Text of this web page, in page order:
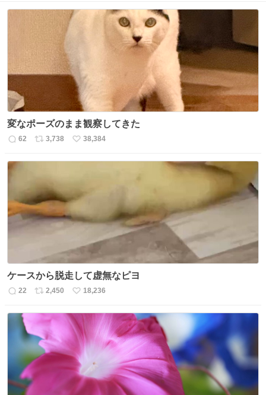
変なポーズのまま観察してきた
返
数
62
リ
数
3,738
い
38,384
ケースから脱走して虚無なピヨ
返
22
リ
ト
数
2,450
い
ね
数
18,236